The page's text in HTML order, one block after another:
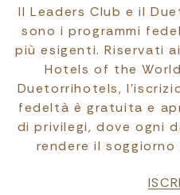
Il Leaders Club e il
sono i programmi
più esigenti. Riservati
Hotels of the
Duetorrihotels,
fedeltà è gratuita e
di privilegi, dove ogni
rendere il